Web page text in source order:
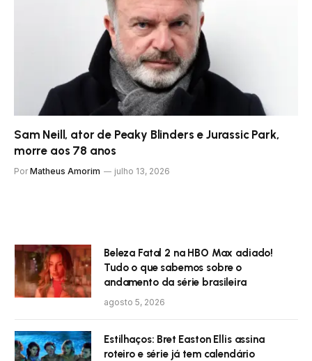
Sam Neill, ator de Peaky Blinders e Jurassic Park,
morre aos 78 anos
Por Matheus Amorim julho 13, 2026
Beleza Fatal 2 na HBO Max adiado!
Tudo o que sabemos sobre o
andamento da série brasileira
agosto 5, 2026
Estilhaços: Bret Easton Ellis assina
roteiro e série já tem calendário